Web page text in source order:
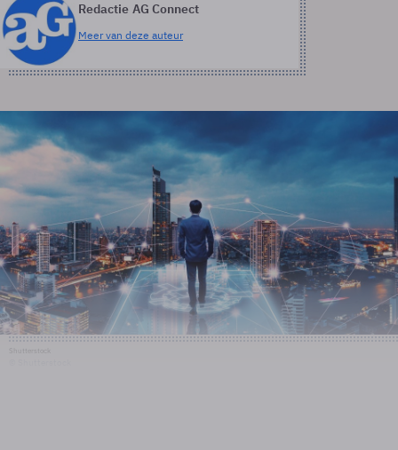
Redactie AG Connect
Meer van deze auteur